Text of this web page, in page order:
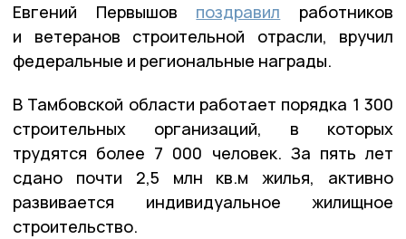
Евгений Первышов поздравил работников
и ветеранов строительной отрасли, вручил
федеральные и региональные награды.
В Тамбовской области работает порядка 1 300
строительных организаций, в которых
трудятся более 7 000 человек. За пять лет
сдано почти 2,5 млн кв.м жилья, активно
развивается индивидуальное жилищное
строительство.